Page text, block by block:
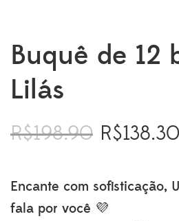
Buquê de 12
Lilás
R$198.90
O
era:
R$198.90.
R$138.30
Encante com sofisticação,
fala por você 💜